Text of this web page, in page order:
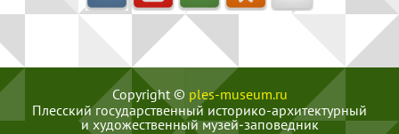
Copyright © ples-museum.ru
Плесский государственный историко-архитектурный
и художественный музей‑заповедник